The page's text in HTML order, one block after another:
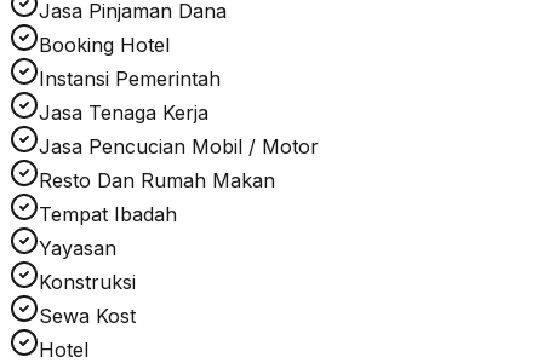
Jasa Pinjaman Dana
Booking Hotel
Instansi Pemerintah
Jasa Tenaga Kerja
Jasa Pencucian Mobil / Motor
Resto Dan Rumah Makan
Tempat Ibadah
Yayasan
Konstruksi
Sewa Kost
Hotel